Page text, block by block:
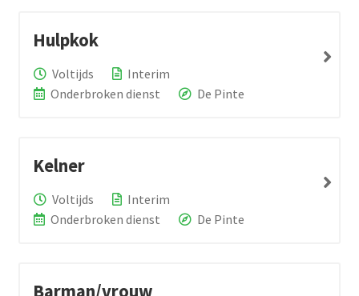
Hulpkok
Voltijds
Interim
Onderbroken dienst
De Pinte
Kelner
Voltijds
Interim
Onderbroken dienst
De Pinte
Barman/vrouw